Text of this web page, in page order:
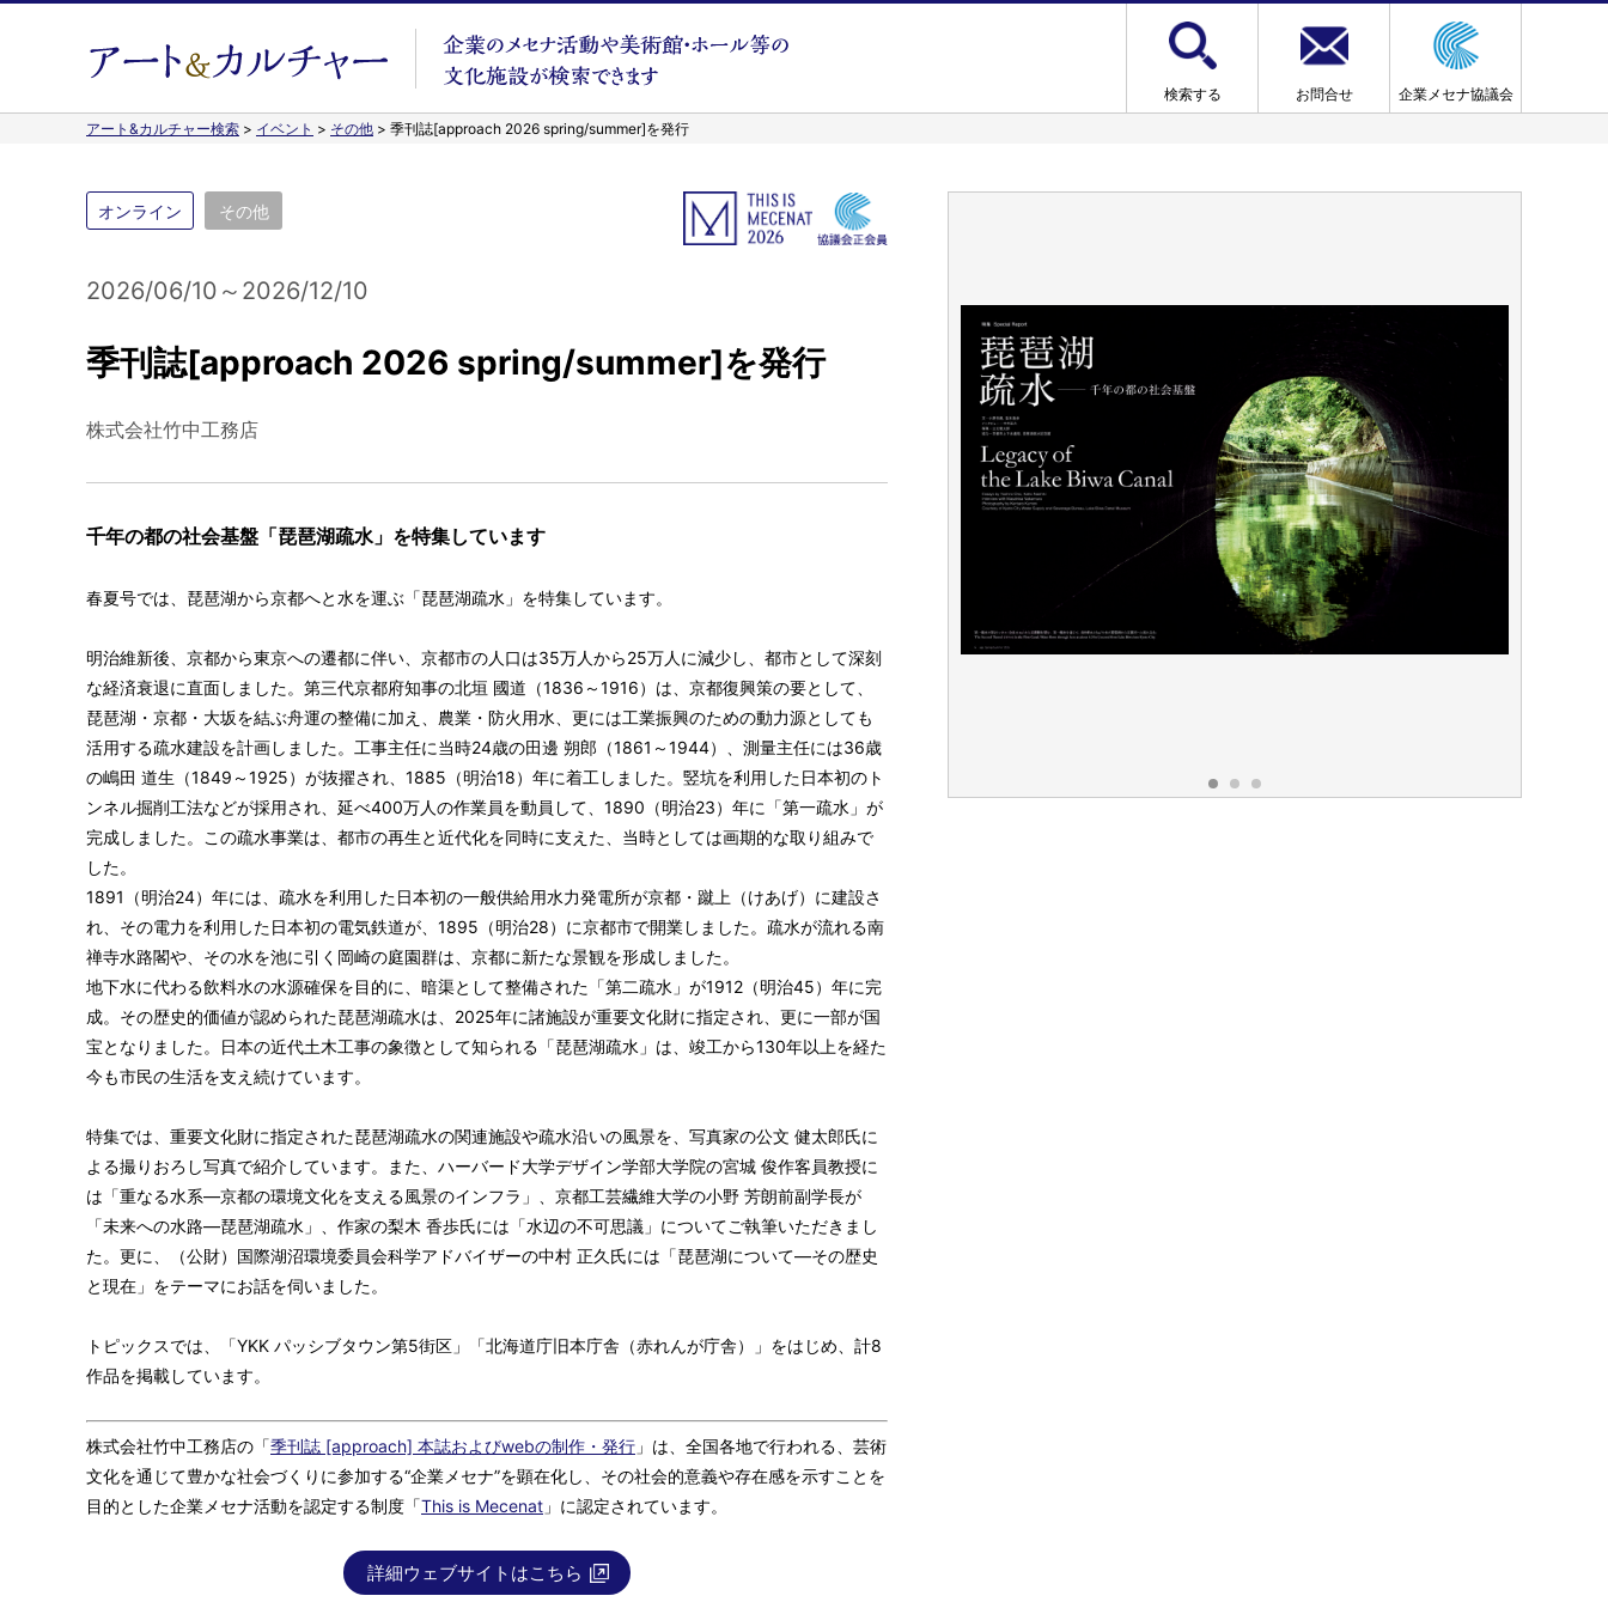
検索する お問合せ
企業メセナ協議会
アート&カルチャー検索 > イベント > その他 > 季刊誌[approach 2026 spring/summer]を発行
オンライン その他
2026/06/10～2026/12/10
季刊誌[approach 2026 spring/summer]を発行
株式会社竹中工務店
千年の都の社会基盤「琵琶湖疏水」を特集しています
春夏号では、琵琶湖から京都へと水を運ぶ「琵琶湖疏水」を特集しています。
明治維新後、京都から東京への遷都に伴い、京都市の人口は35万人から25万人に減少し、都市として深刻
な経済衰退に直面しました。第三代京都府知事の北垣 國道（1836～1916）は、京都復興策の要として、
琵琶湖・京都・大坂を結ぶ舟運の整備に加え、農業・防火用水、更には工業振興のための動力源としても
活用する疏水建設を計画しました。工事主任に当時24歳の田邊 朔郎（1861～1944）、測量主任には36歳
の嶋田 道生（1849～1925）が抜擢され、1885（明治18）年に着工しました。竪坑を利用した日本初のト
ンネル掘削工法などが採用され、延べ400万人の作業員を動員して、1890（明治23）年に「第一疏水」が
完成しました。この疏水事業は、都市の再生と近代化を同時に支えた、当時としては画期的な取り組みで
した。
1891（明治24）年には、疏水を利用した日本初の一般供給用水力発電所が京都・蹴上（けあげ）に建設さ
れ、その電力を利用した日本初の電気鉄道が、1895（明治28）に京都市で開業しました。疏水が流れる南
禅寺水路閣や、その水を池に引く岡崎の庭園群は、京都に新たな景観を形成しました。
地下水に代わる飲料水の水源確保を目的に、暗渠として整備された「第二疏水」が1912（明治45）年に完
成。その歴史的価値が認められた琵琶湖疏水は、2025年に諸施設が重要文化財に指定され、更に一部が国
宝となりました。日本の近代土木工事の象徴として知られる「琵琶湖疏水」は、竣工から130年以上を経た
今も市民の生活を支え続けています。
特集では、重要文化財に指定された琵琶湖疏水の関連施設や疏水沿いの風景を、写真家の公文 健太郎氏に
よる撮りおろし写真で紹介しています。また、ハーバード大学デザイン学部大学院の宮城 俊作客員教授に
は「重なる水系―京都の環境文化を支える風景のインフラ」、京都工芸繊維大学の小野 芳朗前副学長が
「未来への水路―琵琶湖疏水」、作家の梨木 香歩氏には「水辺の不可思議」についてご執筆いただきまし
た。更に、（公財）国際湖沼環境委員会科学アドバイザーの中村 正久氏には「琵琶湖について―その歴史
と現在」をテーマにお話を伺いました。
トピックスでは、「YKK パッシブタウン第5街区」「北海道庁旧本庁舎（赤れんが庁舎）」をはじめ、計8
作品を掲載しています。
株式会社竹中工務店の「季刊誌 [approach] 本誌およびwebの制作・発行 」は、全国各地で行われる、芸術
文化を通じて豊かな社会づくりに参加する“企業メセナ”を顕在化し、その社会的意義や存在感を示すことを
目的とした企業メセナ活動を認定する制度「This is Mecenat 」に認定されています。
詳細ウェブサイトはこちら